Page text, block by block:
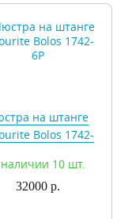
на штанге
Bolos 1742-
10 шт.
32000 р.